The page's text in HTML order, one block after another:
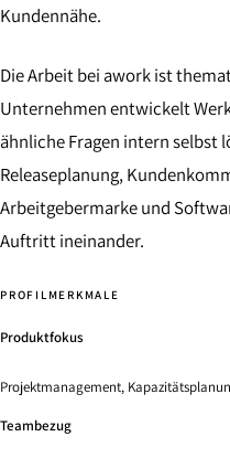
Kundennähe.
Die Arbeit bei awork ist
Unternehmen entwickelt
ähnliche Fragen intern selbst
Releaseplanung,
Arbeitgebermarke und
Auftritt ineinander.
PROFILMERKMALE
Produktfokus
Projektmanagement,
Teambezug